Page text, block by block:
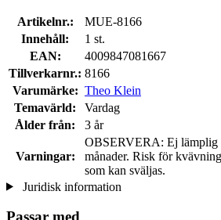
Artikelnr.:
MUE-8166
Innehåll:
1 st.
EAN:
4009847081667
Tillverkarnr.: 8166
Varumärke: Theo Klein
Temavärld:
Vardag
Ålder från:
3 år
Varningar:
OBSERVERA: Ej lämplig
månader. Risk för
som kan sväljas.
Juridisk information